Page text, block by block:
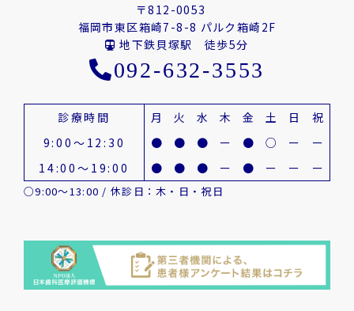
〒812-0053
福岡市東区箱崎7-8-8 パルク箱崎2F
地下鉄貝塚駅 徒歩5分
092-632-3553
診療時間 月 火 水 木 金 土 日
祝
9:00～12:30
● ● ● ー ● ○ ー
ー
14:00～19:00
● ● ● ー ● ー ー ー
○9:00～13:00 / 休診日：木・日・祝日